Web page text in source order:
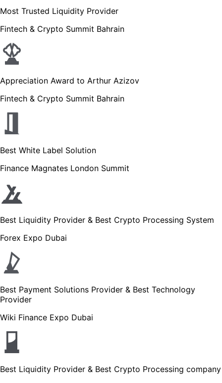
Most Trusted Liquidity Provider
Fintech & Crypto Summit Bahrain
Appreciation Award to Arthur Azizov
Fintech & Crypto Summit Bahrain
Best White Label Solution
Finance Magnates London Summit
Best Liquidity Provider & Best Crypto Processing System
Forex Expo Dubai
Best Payment Solutions Provider & Best Technology
Provider
Wiki Finance Expo Dubai
Best Liquidity Provider & Best Crypto Processing company